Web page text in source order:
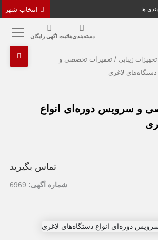
ها
دسته‌بندی‌هاثبت اگهی رایگان
تجهیزات زیبایی / تعمیرات تخصصی و
لاغری
و سرویس دوره‌ای انواع
تماس بگیرید
شماره آگهی: 6969